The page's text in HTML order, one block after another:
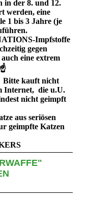
in der 8. und 12.
werden, eine
1 bis 3 Jahre (je
Impfstoffe
gegen
eine extrem
Bitte kauft nicht
Internet, die u.U.
nicht geimpft
aus seriösen
geimpfte Katzen